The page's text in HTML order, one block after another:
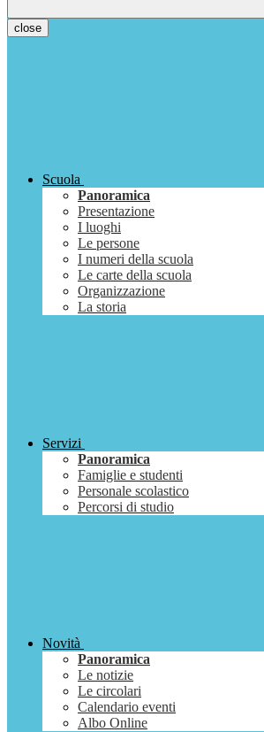
close
Scuola
Panoramica
Presentazione
I luoghi
Le persone
I numeri della scuola
Le carte della scuola
Organizzazione
La storia
Servizi
Panoramica
Famiglie e studenti
Personale scolastico
Percorsi di studio
Novità
Panoramica
Le notizie
Le circolari
Calendario eventi
Albo Online